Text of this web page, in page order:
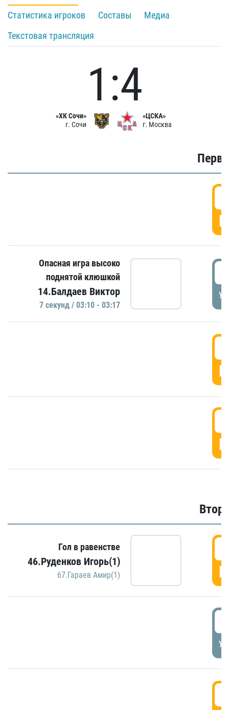
Статистика игроков
Составы
Медиа
Текстовая трансляция
«ХК Сочи»
г. Сочи
1:4
«ЦСКА»
г. Москва
Опасная игра высоко
поднятой клюшкой
14.Балдаев Виктор
7 секунд / 03:10 - 03:17
Гол в равенстве
46.Руденков Игорь(1)
67.Гараев Амир(1)